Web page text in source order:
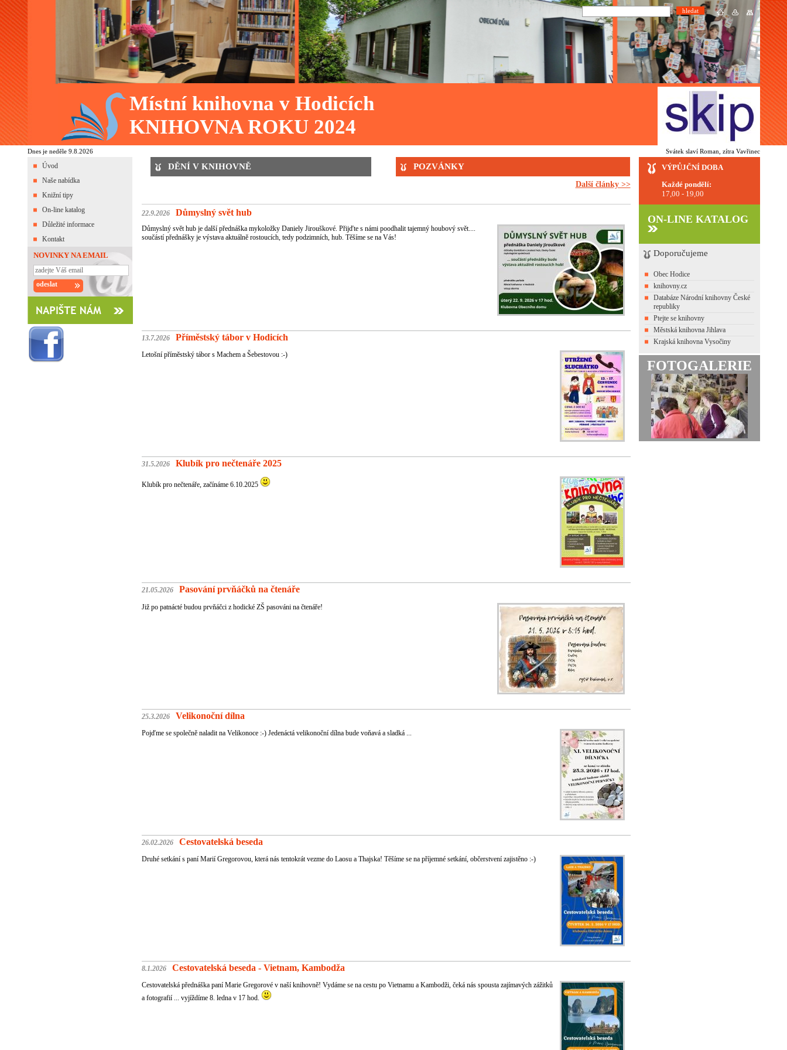
Místní knihovna v Hodicích
KNIHOVNA ROKU 2024
Dnes je neděle 9.8.2026 Svátek slaví Roman, zítra Vavřinec
Úvod
Naše nabídka
Knižní tipy
On-line katalog
Důležité informace
Kontakt
NOVINKY NA EMAIL
DĚNÍ V KNIHOVNĚ
POZVÁNKY
Další články >>
22.9.2026 Důmyslný svět hub
Důmyslný svět hub je další přednáška mykoložky Daniely Jirouškové. Přijďte s námi poodhalit tajemný houbový svět....
součástí přednášky je výstava aktuálně rostoucích, tedy podzimních, hub. Těšíme se na Vás!
13.7.2026 Příměstský tábor v Hodicích
Letošní příměstský tábor s Machem a Šebestovou :-)
31.5.2026 Klubík pro nečtenáře 2025
Klubík pro nečtenáře, začínáme 6.10.2025
21.05.2026 Pasování prvňáčků na čtenáře
Již po patnácté budou prvňáčci z hodické ZŠ pasováni na čtenáře!
25.3.2026 Velikonoční dílna
Pojďme se společně naladit na Velikonoce :-) Jedenáctá velikonoční dílna bude voňavá a sladká ...
26.02.2026 Cestovatelská beseda
Druhé setkání s paní Marií Gregorovou, která nás tentokrát vezme do Laosu a Thajska! Těšíme se na příjemné setkání, občerstvení zajistěno :-)
8.1.2026 Cestovatelská beseda - Vietnam, Kambodža
Cestovatelská přednáška paní Marie Gregorové v naší knihovně! Vydáme se na cestu po Vietnamu a Kambodži, čeká nás spousta zajímavých zážitků
a fotografií ... vyjíždíme 8. ledna v 17 hod.
VÝPŮJČNÍ DOBA
Každé pondělí:
17,00 - 19,00
ON-LINE KATALOG
Doporučujeme
Obec Hodice
knihovny.cz
Databáze Národní knihovny České
republiky
Ptejte se knihovny
Městská knihovna Jihlava
Krajská knihovna Vysočiny
FOTOGALERIE